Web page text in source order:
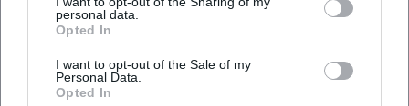
personal data.
Opted In
I want to opt-out of the Sale of my
Personal Data.
Opted In
urbaner Atmosphäre und lokalen Highlights. Der
Platz steht beispielhaft dafür, wie eine Innenstadt
nicht nur funktionieren, sondern auch einladend
wirken kann: grün, barrierefrei, verkehrsberuhigt